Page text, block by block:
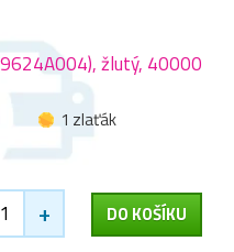
žlutý, 40000
1 zlaťák
+ DO KOŠÍKU